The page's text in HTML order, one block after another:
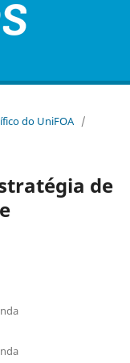
do UniFOA /
de